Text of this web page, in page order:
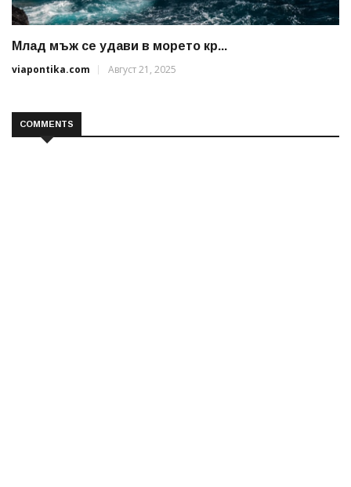
Млад мъж се удави в морето кр...
viapontika.com
Август 21, 2025
COMMENTS